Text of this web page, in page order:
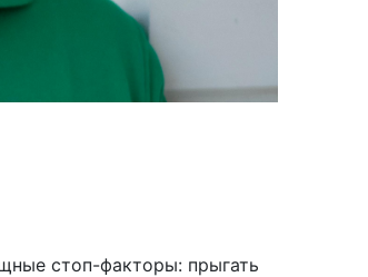
стоп-факторы: прыгать